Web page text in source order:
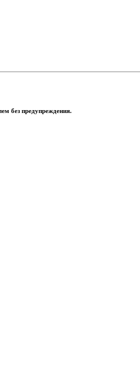
без предупреждения.